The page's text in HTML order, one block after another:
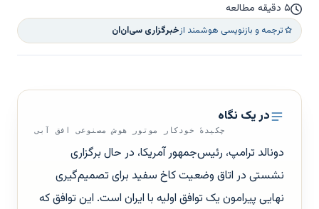
۵ دقیقه مطالعه
ترجمه و بازنویسی هوشمند ازخبرگزاری سی‌ان‌ان
در یک نگاه
چکیدهٔ خودکار موتور هوش مصنوعی افق آبی
دونالد ترامپ، رئیس‌جمهور آمریکا، در حال برگزاری
نشستی در اتاق وضعیت کاخ سفید برای تصمیم‌گیری
نهایی پیرامون یک توافق اولیه با ایران است. این توافق که